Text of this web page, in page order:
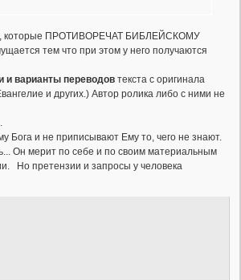
которые ПРОТИВОРЕЧАТ БИБЛЕЙСКОМУ
тем что при этом у него получаются
и варианты переводовтекста с оригинала
и других.) Автор ролика либо с ними не
Бога и не приписывают Ему то, чего не знают.
Он мерит по себе и по своим материальным
Но претензии и запросы у человека